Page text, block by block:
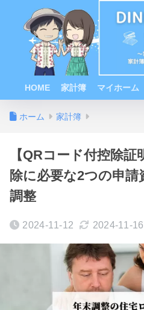
HOME 家計簿 マイホーム
ホーム 家計簿
【QRコード付控除
除に必要な2つの申
調整
2024-11-12 2024-11-16